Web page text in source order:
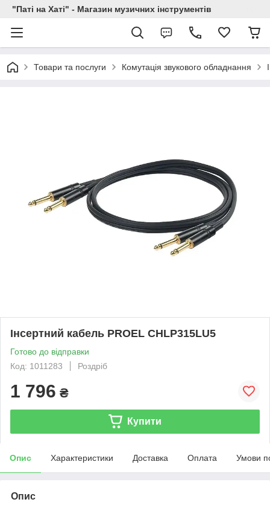
"Паті на Хаті" - Магазин музичних інструментів
Товари та послуги Комутація звукового обладнання
Інсертний кабель PROEL CHLP315LU5
Готово до відправки
Код: 1011283
Роздріб
1 796 ₴
Купити
Опис Характеристики Доставка Оплата Умови
Опис